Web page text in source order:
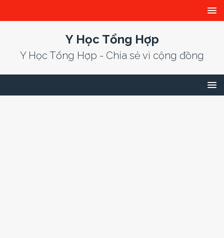
Y Học Tổng Hợp
Y Học Tổng Hợp - Chia sẻ vì cộng đồng